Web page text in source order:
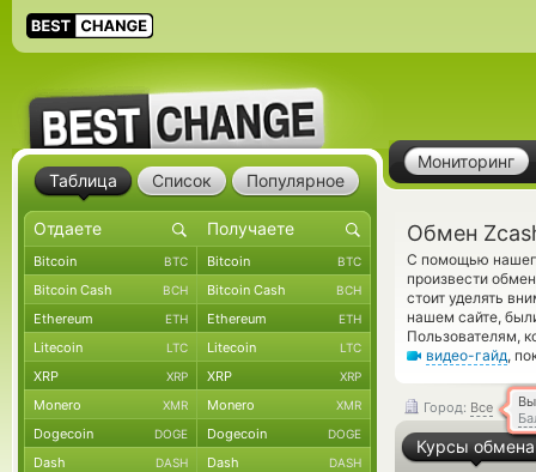
Мониторинг
Обмен
С помощью
произвести
стоит уделять
нашем сайте,
Пользователям,
видео-гайд,
Город: Все
Курсы обмена
Таблица Список Популярное
Bitcoin BTC Bitcoin BTC
Bitcoin Cash BCH Bitcoin Cash BCH
Ethereum ETH Ethereum ETH
Litecoin LTC Litecoin LTC
XRP XRP XRP XRP
Monero XMR Monero XMR
Dogecoin DOGE Dogecoin DOGE
Dash DASH Dash DASH